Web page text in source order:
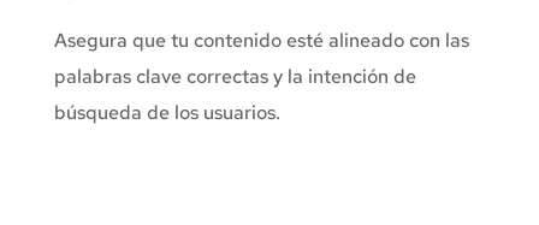
Asegura que tu contenido esté alineado con las
palabras clave correctas y la intención de
búsqueda de los usuarios.